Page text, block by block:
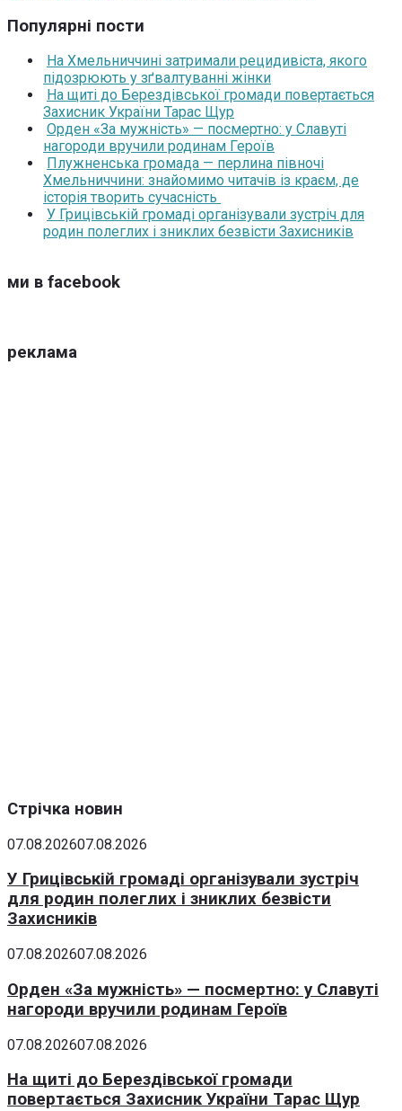
Популярні пости
На Хмельниччині затримали рецидивіста, якого
підозрюють у зґвалтуванні жінки
На щиті до Берездівської громади повертається
Захисник України Тарас Щур
Орден «За мужність» — посмертно: у Славуті
нагороди вручили родинам Героїв
Плужненська громада — перлина півночі
Хмельниччини: знайомимо читачів із краєм, де
історія творить сучасність
У Грицівській громаді організували зустріч для
родин полеглих і зниклих безвісти Захисників
ми в facebook
реклама
Стрічка новин
07.08.202607.08.2026
У Грицівській громаді організували зустріч
для родин полеглих і зниклих безвісти
Захисників
07.08.202607.08.2026
Орден «За мужність» — посмертно: у Славуті
нагороди вручили родинам Героїв
07.08.202607.08.2026
На щиті до Берездівської громади
повертається Захисник України Тарас Щур